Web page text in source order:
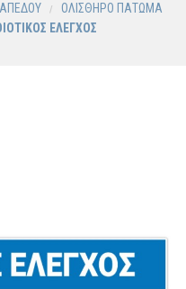
ΟΛΙΣΘΗΡΟ ΠΑΤΩΜΑ
ΕΛΕΓΧΟΣ